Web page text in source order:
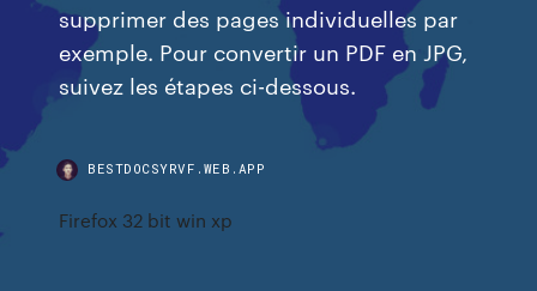
supprimer des pages individuelles par
exemple. Pour convertir un PDF en JPG,
suivez les étapes ci-dessous.
BESTDOCSYRVF.WEB.APP
Firefox 32 bit win xp